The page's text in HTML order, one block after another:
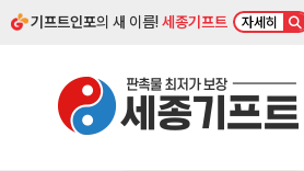
기프트인포의 새 이름!세종기프트 자세히